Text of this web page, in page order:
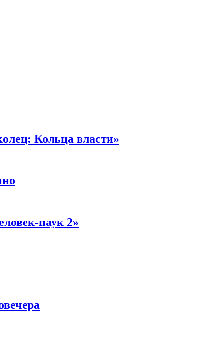
Кольца власти»
паук 2»